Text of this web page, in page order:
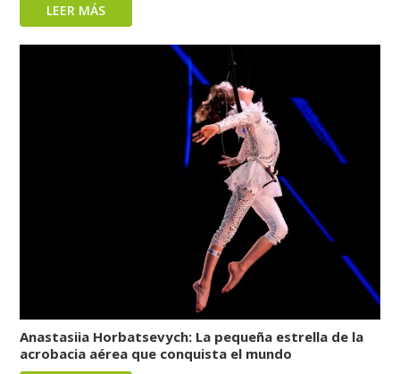
LEER MÁS
Anastasiia Horbatsevych: La pequeña estrella de la
acrobacia aérea que conquista el mundo